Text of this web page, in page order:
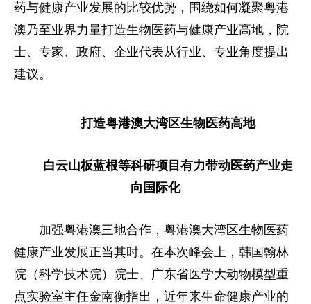
药与健康产业发展的比较优势，围绕如何凝聚粤港
澳乃至业界力量打造生物医药与健康产业高地，院
士、专家、政府、企业代表从行业、专业角度提出
建议。
打造粤港澳大湾区生物医药高地
白云山板蓝根等科研项目有力带动医药产业走
向国际化
加强粤港澳三地合作，粤港澳大湾区生物医药
健康产业发展正当其时。在本次峰会上，韩国翰林
院（科学技术院）院士、广东省医学大动物模型重
点实验室主任金南衡指出，近年来生命健康产业的